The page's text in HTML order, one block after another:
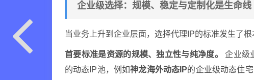
企业级选择：规模、稳定与定制化是生命线
当业务上升到企业层面，选择代理IP的标准发生了
首要标准是资源的规模、独立性与纯净度。
企业级
的动态IP池，例如神龙海外动态IP的企业级动态住